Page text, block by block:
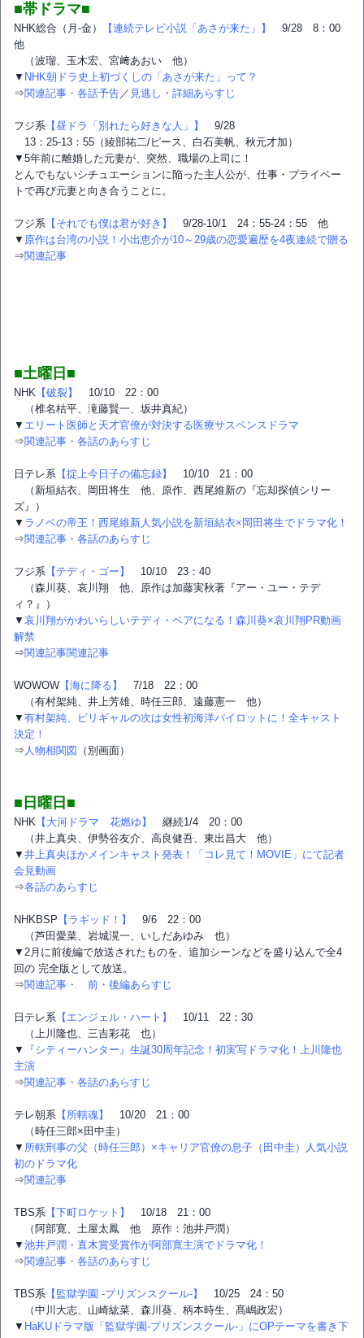
■帯ドラマ■
NHK総合（月‐金） 【連続テレビ小説「あさが来た」】
9/28 8：00
他
（波瑠、玉木宏、宮﨑あおい 他）
▼ NHK朝ドラ史上初づくしの「あさが来た」って？
⇒関連記事・各話予告／ 見逃し・詳細あらすじ
フジ系 【昼ドラ「別れたら好きな人」】
9/28
13：25-13：55（綾部祐二/ピース、白石美帆、秋元才加）
▼5年前に離婚した元妻が、突然、職場の上司に！
とんでもないシチュエーションに陥った主人公が、仕事・プライベー
トで再び元妻と向き合うことに。
フジ系 【それでも僕は君が好き】
9/28-10/1 24：55-24：55 他
▼ 原作は台湾の小説！小出恵介が10～29歳の恋愛遍歴を4夜連続で贈る
⇒関連記事
■土曜日■
NHK 【破裂】
10/10 22：00
（椎名桔平、滝藤賢一、坂井真紀）
▼ エリート医師と天才官僚が対決する医療サスペンスドラマ
⇒関連記事・各話のあらすじ
日テレ系 【掟上今日子の備忘録】
10/10 21：00
（新垣結衣、岡田将生 他、原作、西尾維新の『忘却探偵シリー
ズ』）
▼ ラノベの帝王！西尾維新人気小説を新垣結衣×岡田将生でドラマ化！
⇒関連記事・各話のあらすじ
フジ系 【テディ・ゴー】
10/10 23：40
（森川葵、哀川翔 他、原作は加藤実秋著『アー・ユー・テデ
ィ？』）
▼ 哀川翔がかわいらしいテディ・ベアになる！森川葵×哀川翔PR動画
解禁
⇒関連記事関連記事
WOWOW 【海に降る】
7/18 22：00
（有村架純、井上芳雄、時任三郎、遠藤憲一 他）
▼ 有村架純、ビリギャルの次は女性初海洋パイロットに！全キャスト
決定！
⇒ 人物相関図 （別画面）
■日曜日■
NHK 【大河ドラマ 花燃ゆ】
継続1/4 20：00
（井上真央、伊勢谷友介、高良健吾、東出昌大 他）
▼ 井上真央ほかメインキャスト発表！「コレ見て！MOVIE」にて記者
会見動画
⇒各話のあらすじ
NHKBSP 【ラギッド！】
9/6 22：00
（芦田愛菜、岩城滉一、いしだあゆみ 也）
▼2月に前後編で放送されたものを、追加シーンなどを盛り込んで全4
回の 完全版として放送。
⇒関連記事・ 前・後編あらすじ
日テレ系 【エンジェル・ハート】
10/11 22：30
（上川隆也、三吉彩花 也）
▼
『シティーハンター』生誕30周年記念！初実写ドラマ化！上川隆也
主演
⇒関連記事・各話のあらすじ
テレ朝系 【所轄魂】
10/20 21：00
（時任三郎×田中圭）
▼ 所轄刑事の父（時任三郎）×キャリア官僚の息子（田中圭）人気小説
初のドラマ化
⇒関連記事
TBS系 【下町ロケット】
10/18 21：00
（阿部寛、土屋太鳳 他 原作：池井戸潤）
▼ 池井戸潤・直木賞受賞作が阿部寛主演でドラマ化！
⇒関連記事・各話のあらすじ
TBS系 【監獄学園 -プリズンスクール-】
10/25 24：50
（中川大志、山崎紘菜、森川葵、柄本時生、髙嶋政宏）
▼ HaKUドラマ版「監獄学園‐プリズンスクール-」にOPテーマを書き下